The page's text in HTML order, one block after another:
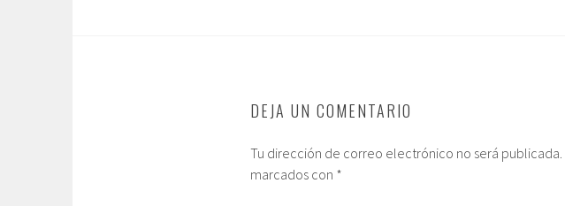
DEJA UN COMENTARIO
Tu dirección de correo electrónico no será publicada.
marcados con *